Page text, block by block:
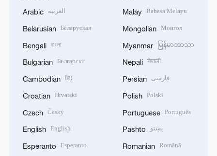
Arabic العربية
Belarusian Беларуская
Bengali বাংলা
Bulgarian Български
Cambodian ខ្មែរ
Croatian Hrvatski
Czech Český
English English
Esperanto Esperanto
Malay Bahasa Melayu
Mongolian Монгол
Myanmar မြန်မာဘာသာ
Nepali नेपाली
Persian فارسی
Polish Polski
Portuguese Português
Pashto پښتو
Romanian Română